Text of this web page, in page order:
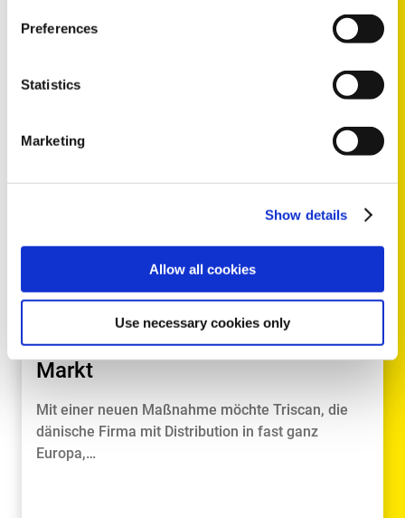
Preferences
Statistics
Marketing
Show details
Allow all cookies
Use necessary cookies only
Triscan macht den ersten Schritt
umfassendsten
Sensorikprogrammes auf dem
Markt
Mit einer neuen Maßnahme möchte Triscan, die
dänische Firma mit Distribution in fast ganz
Europa,…